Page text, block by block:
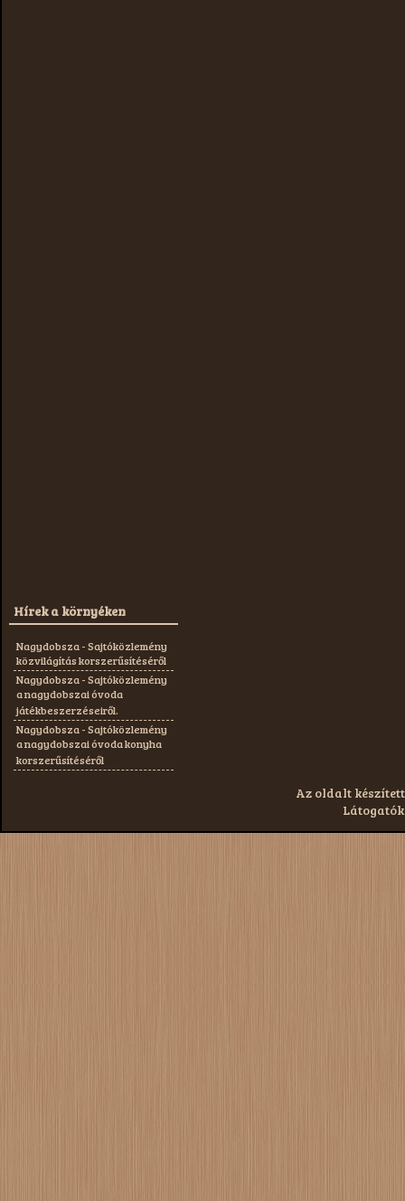
Hírek a környéken
Nagydobsza - Sajtóközlemény
közvilágítás korszerűsítéséről
Nagydobsza - Sajtóközlemény
a nagydobszai óvoda
játékbeszerzéseiről.
Nagydobsza - Sajtóközlemény
a nagydobszai óvoda konyha
korszerűsítéséről
Az oldalt